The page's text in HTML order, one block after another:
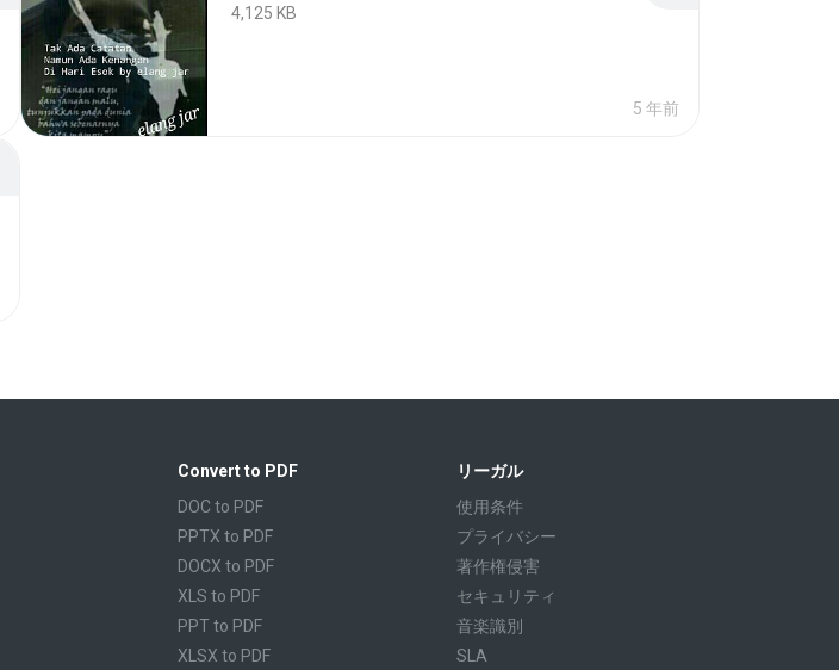
4,125 KB
5 年前
Convert to PDF
DOC to PDF
PPTX to PDF
DOCX to PDF
XLS to PDF
PPT to PDF
XLSX to PDF
リーガル
使用条件
プライバシー
著作権侵害
セキュリティ
音楽識別
SLA